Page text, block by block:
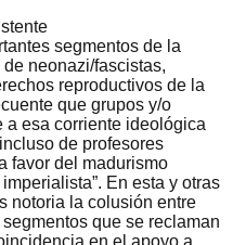
segmentos de la
neonazi/fascistas,
reproductivos de la
que grupos y/o
esa corriente ideológica
de profesores
favor del madurismo
En esta y otras
notoria la colusión entre
que se reclaman
en el apoyo a